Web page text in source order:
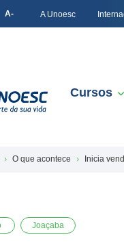
A- A Unoesc
Cursos
O que acontece Inicia
Joaçaba